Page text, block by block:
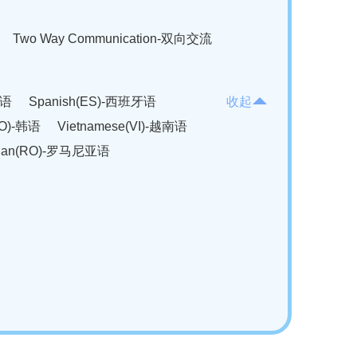
Two Way Communication-双向交流
Spanish(ES)-西班牙语
韩语
Vietnamese(VI)-越南语
罗马尼亚语
收起